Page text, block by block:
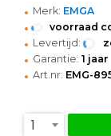
• Merk: EMGA
• voorraad
• Levertijd:
• Garantie: 1 jaar
• Art.nr: EMG-
1